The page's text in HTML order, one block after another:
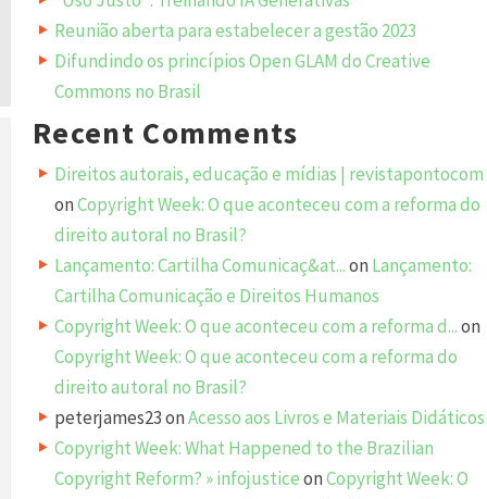
Reunião aberta para estabelecer a gestão 2023
Difundindo os princípios Open GLAM do Creative
Commons no Brasil
Recent Comments
Direitos autorais, educação e mídias | revistapontocom
onCopyright Week: O que aconteceu com a reforma do
direito autoral no Brasil?
Lançamento: Cartilha Comunicaç&at...on Lançamento:
Cartilha Comunicação e Direitos Humanos
Copyright Week: O que aconteceu com a reforma d...on
Copyright Week: O que aconteceu com a reforma do
direito autoral no Brasil?
peterjames23onAcesso aos Livros e Materiais Didáticos
Copyright Week: What Happened to the Brazilian
Copyright Reform? » infojusticeonCopyright Week: O